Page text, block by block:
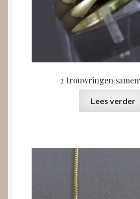
2 trouwringen
Lees verder